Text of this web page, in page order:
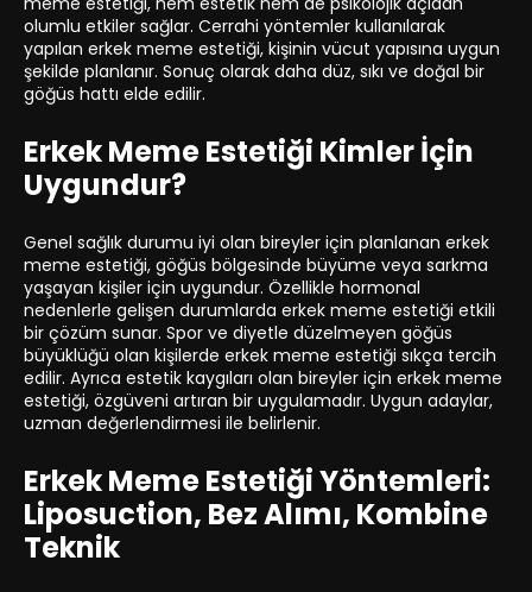
olumlu etkiler sağlar. Cerrahi yöntemler kullanılarak
yapılan erkek meme estetiği, kişinin vücut yapısına uygun
şekilde planlanır. Sonuç olarak daha düz, sıkı ve doğal bir
göğüs hattı elde edilir.
Erkek Meme Estetiği Kimler İçin
Uygundur?
Genel sağlık durumu iyi olan bireyler için planlanan erkek
meme estetiği, göğüs bölgesinde büyüme veya sarkma
yaşayan kişiler için uygundur. Özellikle hormonal
nedenlerle gelişen durumlarda erkek meme estetiği etkili
bir çözüm sunar. Spor ve diyetle düzelmeyen göğüs
büyüklüğü olan kişilerde erkek meme estetiği sıkça tercih
edilir. Ayrıca estetik kaygıları olan bireyler için erkek meme
estetiği, özgüveni artıran bir uygulamadır. Uygun adaylar,
uzman değerlendirmesi ile belirlenir.
Erkek Meme Estetiği Yöntemleri:
Liposuction, Bez Alımı, Kombine
Teknik